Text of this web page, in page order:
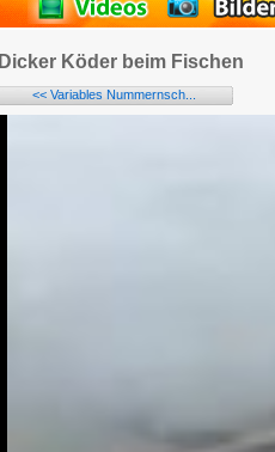
Dicker Köder beim Fischen
<< Variables Nummernsch...